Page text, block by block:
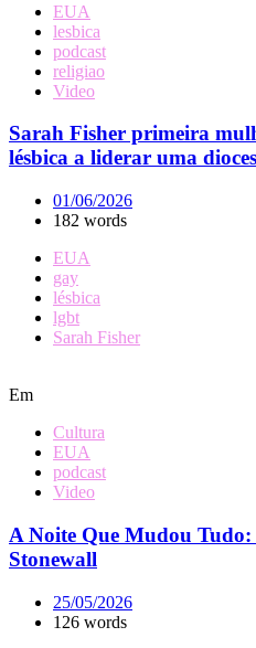
EUA
lesbica
podcast
religiao
Video
Sarah Fisher primeira
lésbica a liderar uma
01/06/2026
182 words
EUA
gay
lésbica
lgbt
Sarah Fisher
Em
Cultura
EUA
podcast
Video
A Noite Que Mudou
Stonewall
25/05/2026
126 words